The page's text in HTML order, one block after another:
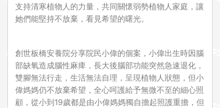
支持清寒植物人的力量，共同關懷弱勢植物人家庭，讓
她們能堅持不放棄，看見希望的曙光。
創世板橋安養院分享院民小偉的個案，小偉出生時因腦
部缺氧造成腦性麻痺，長大後腦部功能突然急速退化，
雙腳無法行走，生活無法自理，呈現植物人狀態，但小
偉媽媽仍不放棄希望，全心呵護給予無微不至的細心照
顧，從小到19歲都是由小偉媽媽獨自擔起照護重擔，但